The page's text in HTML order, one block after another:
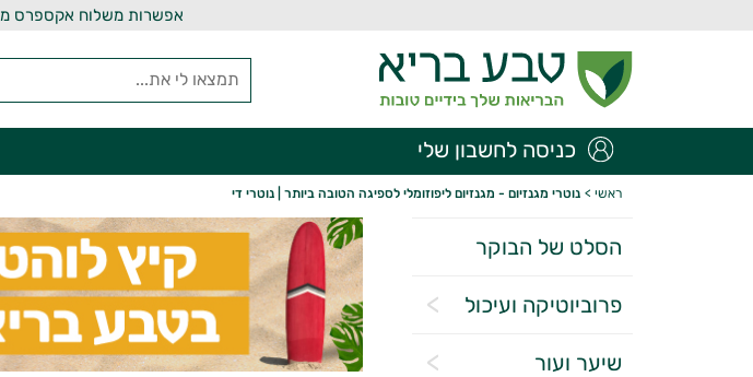
אפשרות משלוח אקספרס
כניסה לחשבון שלי
ראשי > נוטרי מגנזיום - מגנזיום ליפוזומלי לספיגה הטובה ביותר | נוטרי די
הסלט של הבוקר
פרוביוטיקה ועיכול
שיער ועור